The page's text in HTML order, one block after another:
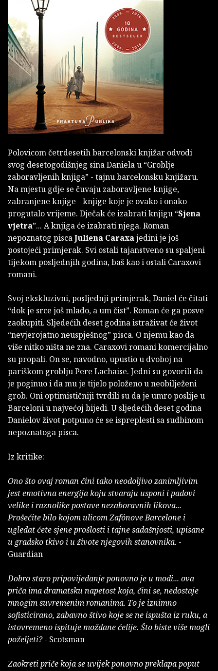
Polovicom četrdesetih barcelonski knjižar odvodi
svog desetogodišnjeg sina Daniela u “Groblje
zaboravljenih knjiga” - tajnu barcelonsku knjižaru.
Na mjestu gdje se čuvaju zaboravljene knjige,
zabranjene knjige - knjige koje je ovako i onako
progutalo vrijeme. Dječak će izabrati knjigu “Sjena
vjetra”... A knjiga će izabrati njega. Roman
nepoznatog piscaJuliena Caraxajedini je još
postojeći primjerak. Svi ostali tajanstveno su spaljeni
tijekom posljednjih godina, baš kao i ostali Caraxovi
romani.
Svoj ekskluzivni, posljednji primjerak, Daniel će čitati
“dok je srce još mlado, a um čist”. Roman će ga posve
zaokupiti. Sljedećih deset godina istraživat će život
“nevjerojatno neuspješnog” pisca. O njemu kao da
više nitko ništa ne zna. Caraxovi romani komercijalno
su propali. On se, navodno, upustio u dvoboj na
pariškom groblju Pere Lachaise. Jedni su govorili da
je poginuo i da mu je tijelo položeno u neobilježeni
grob. Oni optimističniji tvrdili su da je umro poslije u
Barceloni u najvećoj bijedi. U sljedećih deset godina
Danielov život potpuno će se ispreplesti sa sudbinom
nepoznatoga pisca.
Iz kritike:
Ono što ovaj roman čini tako neodoljivo zanimljivim
jest emotivna energija koju stvaraju usponi i padovi
velike i raznolike postave nezaboravnih likova...
Prošećite bilo kojom ulicom Zafónove Barcelone i
ugledat ćete sjene prošlosti i tajne sadašnjosti, upisane
u gradsko tkivo i u živote njegovih stanovnika. -
Guardian
Dobro staro pripovijedanje ponovno je u modi... ova
priča ima dramatsku napetost koja, čini se, nedostaje
mnogim suvremenim romanima. To je iznimno
sofisticirano, zabavno štivo koje se ne ispušta iz ruku, a
istovremeno ispituje moždane ćelije. Što biste više mogli
poželjeti?- Scotsman
Zaokreti priče koja se uvijek ponovno preklapa poput